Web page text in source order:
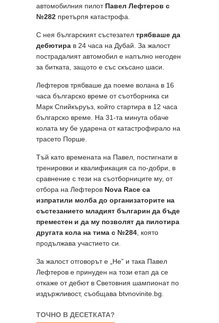
автомобилния пилот Павел Лефтеров с
№282 претърпя катастрофа.
С нея българският състезател трябваше да
дебютира в 24 часа на Дубай. За жалост
пострадалият автомобил е напълно негоден
за битката, защото е със скъсано шаси.
Лефтеров трябваше да поеме волана в 16
часа българско време от съотборника си
Марк Спийкъруъз, който стартира в 12 часа
българско време. На 31-та минута обаче
колата му бе ударена от катастрофирало на
трасето Порше.
Тъй като времената на Павел, постигнати в
тренировки и квалификация са по-добри, в
сравнение с тези на съотборниците му, от
отбора на Лефтеров Nova Race са
изпратили молба до организаторите на
състезанието младият българин да бъде
преместен и да му позволят да пилотира
другата кола на тима с №284 , която
продължава участието си.
За жалост отговорът е „Не” и така Павел
Лефтеров е принуден на този етап да се
откаже от дебют в Световния шампионат по
издържливост, съобщава btvnovinite.bg.
ТОЧНО В ДЕСЕТКАТА?